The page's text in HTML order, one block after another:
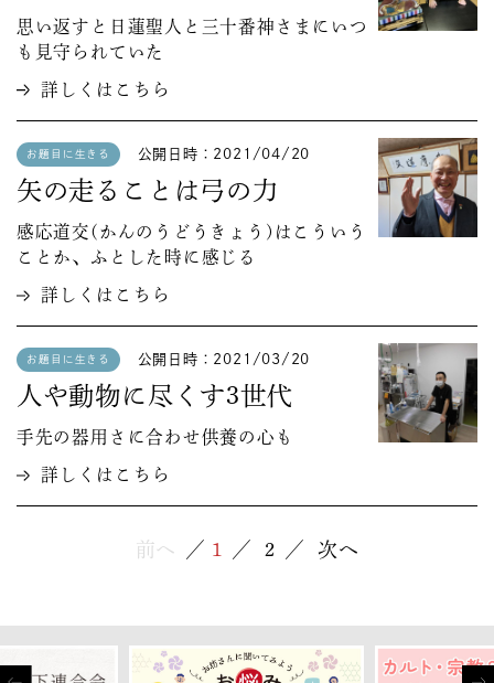
思い返すと日蓮聖人と三十番神さまにいつ
も見守られていた
詳しくはこちら
お題目に生きる 公開日時：2021/04/20
矢の走ることは弓の力
感応道交(かんのうどうきょう)はこういう
ことか、ふとした時に感じる
詳しくはこちら
お題目に生きる 公開日時：2021/03/20
人や動物に尽くす3世代
手先の器用さに合わせ供養の心も
詳しくはこちら
前へ 1 2 次へ